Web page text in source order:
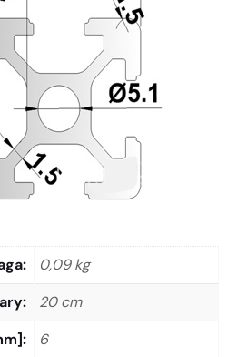
0,09 kg
20 cm
6